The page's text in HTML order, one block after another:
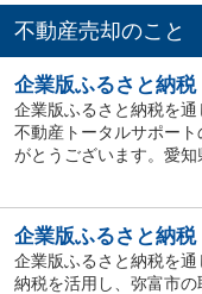
不動産売却のこと
企業版ふるさと納税
企業版ふるさと納税を
不動産トータルサポー
がとうございます。愛知
企業版ふるさと納税
企業版ふるさと納税を
納税を活用し、弥富市